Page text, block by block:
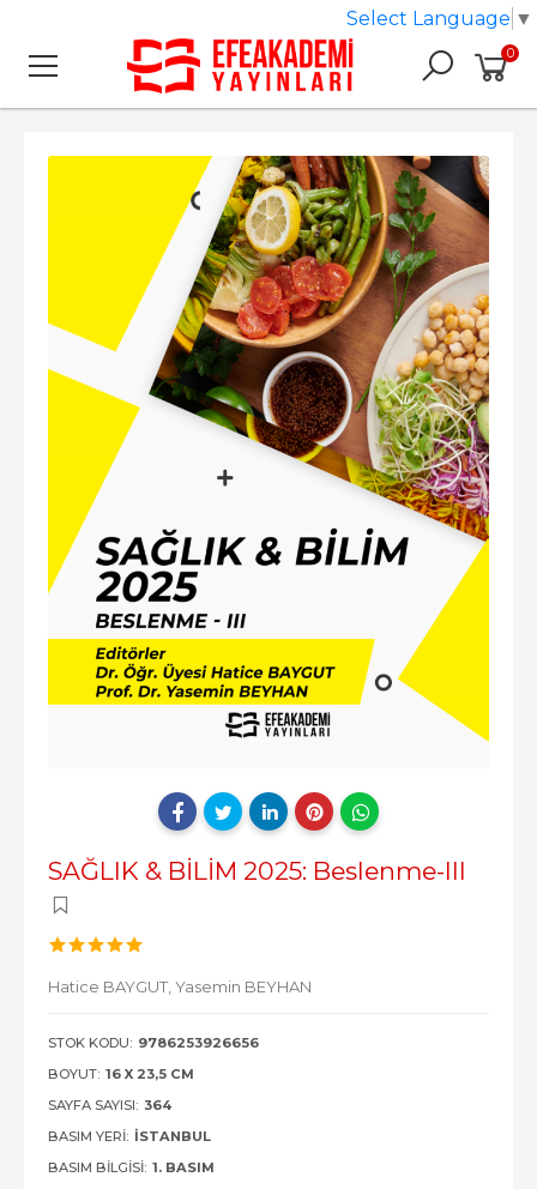
0
SAĞLIK & BİLİM 2025: Beslenme-III
Hatice BAYGUT, Yasemin BEYHAN
STOK KODU: 9786253926656
BOYUT: 16 X 23,5 CM
SAYFA SAYISI: 364
BASIM YERI: İSTANBUL
BASIM BILGISI: 1. BASIM
Select Language ▼